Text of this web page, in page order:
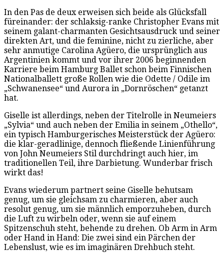
In den Pas de deux erweisen sich beide als Glücksfall
füreinander: der schlaksig-ranke Christopher Evans mit
seinem galant-charmanten Gesichtsausdruck und seiner
direkten Art, und die feminine, nicht zu zierliche, aber
sehr anmutige Carolina Agüero, die ursprünglich aus
Argentinien kommt und vor ihrer 2006 beginnenden
Karriere beim Hamburg Ballet schon beim Finnischen
Nationalballett große Rollen wie die Odette / Odile im
„Schwanensee“ und Aurora in „Dornröschen“ getanzt
hat.
Giselle ist allerdings, neben der Titelrolle in Neumeiers
„Sylvia“ und auch neben der Emilia in seinem „Othello“,
ein typisch Hamburgerisches Meisterstück der Agüero:
die klar-geradlinige, dennoch fließende Linienführung
von John Neumeiers Stil durchdringt auch hier, im
traditionellen Teil, ihre Darbietung. Wunderbar frisch
wirkt das!
Evans wiederum partnert seine Giselle behutsam
genug, um sie gleichsam zu charmieren, aber auch
resolut genug, um sie männlich emporzuheben, durch
die Luft zu wirbeln oder, wenn sie auf einem
Spitzenschuh steht, behende zu drehen. Ob Arm in Arm
oder Hand in Hand: Die zwei sind ein Pärchen der
Lebenslust, wie es im imaginären Drehbuch steht.